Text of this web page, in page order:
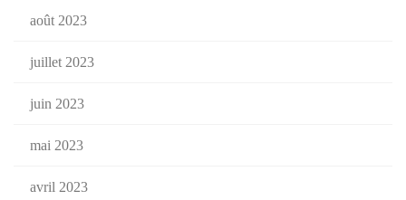
août 2023
juillet 2023
juin 2023
mai 2023
avril 2023